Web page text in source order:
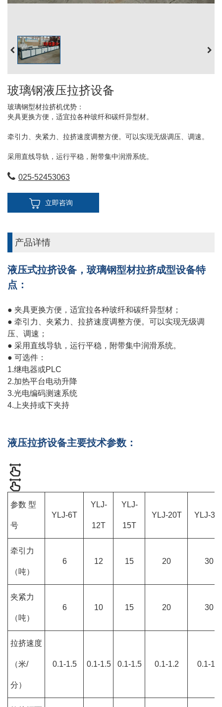
玻璃钢液压拉挤设备
玻璃钢型材拉挤机优势：
夹具更换方便，适宜拉各种玻纤和碳纤异型材。
牵引力、夹紧力、拉挤速度调整方便。可以实现无级调压、调速。
采用直线导轨，运行平稳，附带集中润滑系统。
025-52453063
立即咨询
产品详情
液压式拉挤设备，玻璃钢型材拉挤成型设备特
点：
● 夹具更换方便，适宜拉各种玻纤和碳纤异型材；
● 牵引力、夹紧力、拉挤速度调整方便。可以实现无级调
压、调速；
● 采用直线导轨，运行平稳，附带集中润滑系统。
● 可选件：
1.继电器或PLC
2.加热平台电动升降
3.光电编码测速系统
4.上夹持或下夹持
液压拉挤设备主要技术参数：
参数 型
号
YLJ-6T
YLJ-
12T
YLJ-
15T
YLJ-20T YLJ-
牵引力
（吨）
6 12 15 20 30
夹紧力
（吨）
6 10 15 20 30
拉挤速度
（米/
分）
0.1-1.5 0.1-1.5 0.1-1.5 0.1-1.2 0.1-1.2